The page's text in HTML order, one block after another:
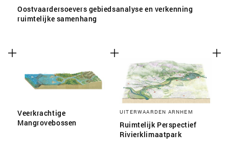
Oostvaardersoevers gebiedsanalyse en verkenning
ruimtelijke samenhang
Veerkrachtige
Mangrovebossen
UITERWAARDEN ARNHEM
Ruimtelijk Perspectief
Rivierklimaatpark